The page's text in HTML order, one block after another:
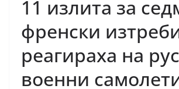
11 излита за
френски
реагираха на
военни